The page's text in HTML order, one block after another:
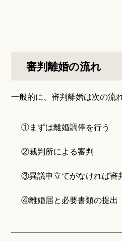
審判離婚の流れ
一般的に、審判離婚は次の流
①まずは離婚調停を行う
②裁判所による審判
③異議申立てがなければ審
④離婚届と必要書類の提出